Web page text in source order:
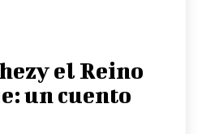
el Reino
un cuento